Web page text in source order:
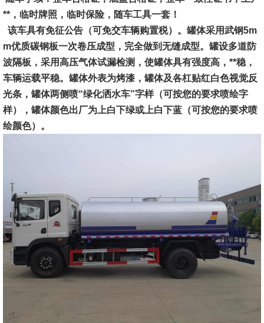
**，临时牌照，临时保险，随车工具一套！
该车具有免征公告（可免交车辆购置税）。罐体采用武钢5m
m优质碳钢板一次卷压成型，完全做到无缝成型。罐设多道防
波隔板，采用高压气体试漏检测，使罐体具有强度高，**稳，
车辆运载平稳。罐体外表为烤漆 ，罐体及各杠贴红白色视觉反
光条，罐体两侧喷“绿化洒水车”字样（可按您的要求喷绘字
样），罐体颜色出厂为上白下绿或上白下蓝（可按您的要求喷
绘颜色）。